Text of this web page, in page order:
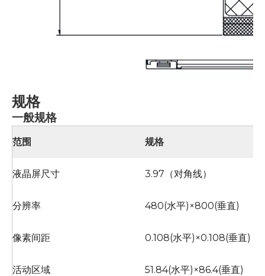
规格
一般规格
范围 规格
液晶屏尺寸 3.97（对角线）
分辨率 480(水平)×800(垂直)
像素间距 0.108(水平)×0.108(垂直)
活动区域 51.84(水平)×86.4(垂直)